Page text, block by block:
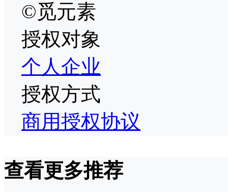
©觅元素
授权对象
个人企业
授权方式
商用授权协议
查看更多推荐